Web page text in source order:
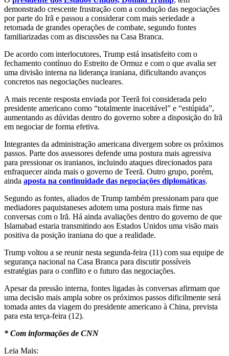
demonstrado crescente frustração com a condução das negociações
por parte do Irã e passou a considerar com mais seriedade a
retomada de grandes operações de combate, segundo fontes
familiarizadas com as discussões na Casa Branca.
De acordo com interlocutores, Trump está insatisfeito com o
fechamento contínuo do Estreito de Ormuz e com o que avalia ser
uma divisão interna na liderança iraniana, dificultando avanços
concretos nas negociações nucleares.
A mais recente resposta enviada por Teerã foi considerada pelo
presidente americano como “totalmente inaceitável” e “estúpida”,
aumentando as dúvidas dentro do governo sobre a disposição do Irã
em negociar de forma efetiva.
Integrantes da administração americana divergem sobre os próximos
passos. Parte dos assessores defende uma postura mais agressiva
para pressionar os iranianos, incluindo ataques direcionados para
enfraquecer ainda mais o governo de Teerã. Outro grupo, porém,
ainda aposta na continuidade das negociações diplomáticas.
Segundo as fontes, aliados de Trump também pressionam para que
mediadores paquistaneses adotem uma postura mais firme nas
conversas com o Irã. Há ainda avaliações dentro do governo de que
Islamabad estaria transmitindo aos Estados Unidos uma visão mais
positiva da posição iraniana do que a realidade.
Trump voltou a se reunir nesta segunda-feira (11) com sua equipe de
segurança nacional na Casa Branca para discutir possíveis
estratégias para o conflito e o futuro das negociações.
Apesar da pressão interna, fontes ligadas às conversas afirmam que
uma decisão mais ampla sobre os próximos passos dificilmente será
tomada antes da viagem do presidente americano à China, prevista
para esta terça-feira (12).
* Com informações de CNN
Leia Mais: